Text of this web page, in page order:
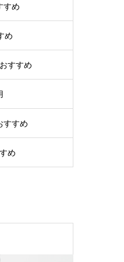
すめ
め
すすめ
すすめ
め